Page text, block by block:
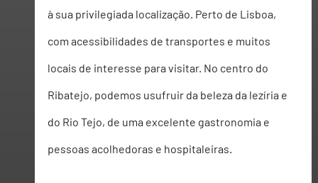
à sua privilegiada localização. Perto de Lisboa,
com acessibilidades de transportes e muitos
locais de interesse para visitar. No centro do
Ribatejo, podemos usufruir da beleza da lezíria e
do Rio Tejo, de uma excelente gastronomia e
pessoas acolhedoras e hospitaleiras.